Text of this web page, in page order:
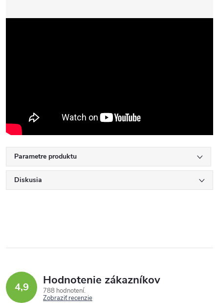
Parametre produktu
Diskusia
4,9 Hodnotenie zákazníkov
788 hodnotení
Zobraziť recenzie